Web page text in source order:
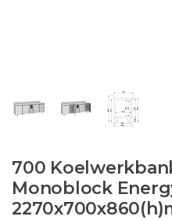
700
Monoblock